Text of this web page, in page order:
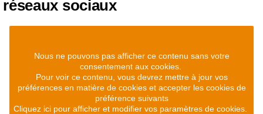
réseaux sociaux
Nous ne pouvons pas afficher ce contenu sans votre
consentement aux cookies.
Pour voir ce contenu, vous devrez mettre à jour vos
préférences en matière de cookies et accepter les cookies de
préférence suivants
Cliquez ici pour afficher et modifier vos paramètres de cookies.